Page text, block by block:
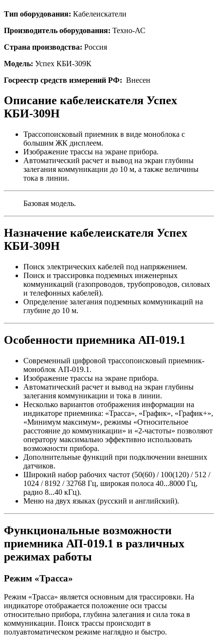
Тип оборудования: Кабелеискатели
Производитель оборудования: Техно-АС
Страна производства: Россия
Модель: Успех КБИ-309К
Госреестр средств измерений РФ: Внесен
Описание кабелеискателя Успех
КБИ-309Н
Трассопоисковый приемник в виде моноблока с
большим ЖК дисплеем.
Изображение трассы на экране прибора.
Автоматический расчет и вывод на экран глубины
залегания коммуникации до 10 м, а также величины
тока в линии.
Базовая модель.
Назначение кабелеискателя Успех
КБИ-309Н
Поиск электрических кабелей под напряжением.
Поиск и трассировка подземных инженерных
коммуникаций (газопроводов, трубопроводов, силовых
и телефонных кабелей).
Определение залегания подземных коммуникаций на
глубине до 10 м.
Особенности приемника АП-019.1
Современный цифровой трассопоисковый приемник-
моноблок АП-019.1.
Изображение трассы на экране прибора.
Автоматический расчет и вывод на экран глубины
залегания коммуникации и тока в линии.
Несколько вариантов отображения информации на
индикаторе приемника: «Трасса», «График», «График+»,
«Минимум максимум», режимы «Относительное
расстояние до коммуникации» и «2-частоты» позволяют
оператору максимально эффективно использовать
возможности прибора.
Дополнительные функций при подключении внешних
датчиков.
Широкий набор рабочих частот (50(60) / 100(120) / 512 /
1024 / 8192 / 32768 Гц, широкая полоса 40...8000 Гц,
радио 8...40 кГц).
Меню на двух языках (русский и английский).
Функциональные возможности
приемника АП-019.1 в различных
режимах работы
Режим «Трасса»
Режим «Трасса» является основным для трассировки. На
индикаторе отображается положение оси трассы
относительно прибора, глубина залегания и сила тока в
коммуникации. Поиск трассы происходит в
полуавтоматическом режиме наглядно и быстро.